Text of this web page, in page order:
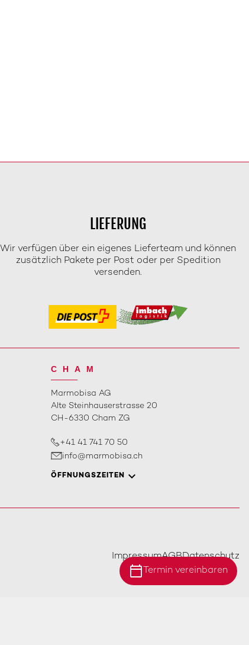
LIEFERUNG
Wir verfügen über ein eigenes Lieferteam und können
zusätzlich Pakete per Post oder per Spedition
versenden.
calendar_today Termin vereinbaren
CHAM
Marmobisa AG
Alte Steinhauserstrasse 20
CH-6330 Cham ZG
+41 41 741 70 50
info@marmobisa.ch
ÖFFNUNGSZEITEN
ImpressumAGBDatenschutz